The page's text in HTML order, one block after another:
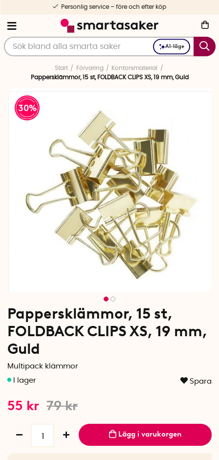
AI-läge
Personlig service – före och efter köp
Start Förvaring
Kontorsmaterial
Pappersklämmor, 15 st, FOLDBACK CLIPS XS, 19 mm, Guld
30
Pappersklämmor, 15 st,
FOLDBACK CLIPS XS, 19 mm,
Guld
Multipack klämmor
Spara
79kr
55 kr
Lägg i varukorgen